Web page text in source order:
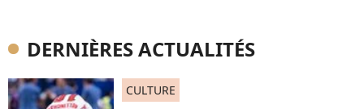
DERNIÈRES ACTUALITÉS
CULTURE